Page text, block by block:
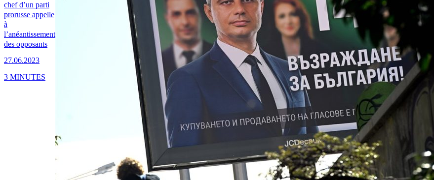
chef d’un parti
prorusse appelle
à
l’anéantissement
des opposants
27.06.2023
3 MINUTES